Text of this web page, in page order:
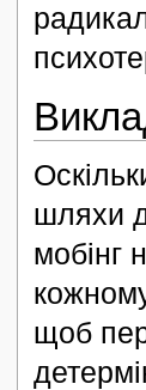
шляхи
мобінг
щоб